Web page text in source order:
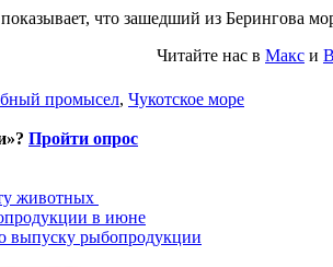
что зашедший из Берингова
Читайте нас в Макс и
промысел, Чукотское море
Пройти опрос
животных
в июне
выпуску рыбопродукции